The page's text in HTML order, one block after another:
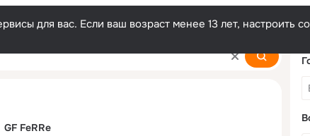
для вас. Если ваш возраст менее 13 лет, настроить
GF FeRRe